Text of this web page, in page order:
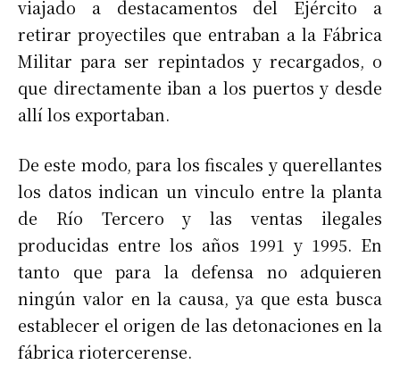
viajado a destacamentos del Ejército a
retirar proyectiles que entraban a la Fábrica
Militar para ser repintados y recargados, o
que directamente iban a los puertos y desde
allí los exportaban.
De este modo, para los fiscales y querellantes
los datos indican un vinculo entre la planta
de Río Tercero y las ventas ilegales
producidas entre los años 1991 y 1995. En
tanto que para la defensa no adquieren
ningún valor en la causa, ya que esta busca
establecer el origen de las detonaciones en la
fábrica riotercerense.